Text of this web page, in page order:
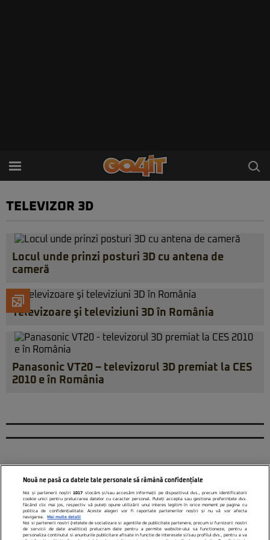
TELEVIZOR 3D
Locul unde prinzi posturi 3D cu antena de
cameră
Televizoare şi televiziuni 3D în România
Panasonic VT20 – televizorul 3D premiat la CES
2010 e în România
Nouă ne pasă ca datele tale personale să rămână confidențiale
Noi și partenerii noștri1017 stocăm și/sau accesăm informații pe dispozitivul dvs., precum identificatorii
cookie unici pentru prelucrarea datelor cu caracter personal. Puteți accepta sau gestiona preferințele dvs.
făcând clic mai jos, respectiv vă puteți opune utilizării unui interes legitim în orice moment pe pagina cu
politica de confidențialitate. Aceste alegeri vor fi raportate partenerilor noștri și nu vă vor afecta
navigarea.
Mai multe detalii
Noi si partenerii nostri (retelele de socializare si agentiile de publicitate partenere, precum si furnizorii nostri
de servicii de date analitice) prelucram date pentru a permite website-ului sa functioneze, pentru a
personaliza continutul si anunturile publicitare afisate in functie de interesele si/sau profilul dvs., pentru a va